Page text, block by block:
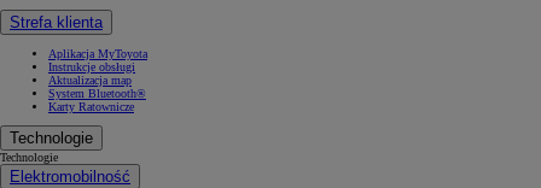
Strefa klienta
Aplikacja MyToyota
Instrukcje obsługi
Aktualizacja map
System Bluetooth®
Karty Ratownicze
Technologie
Technologie
Elektromobilność